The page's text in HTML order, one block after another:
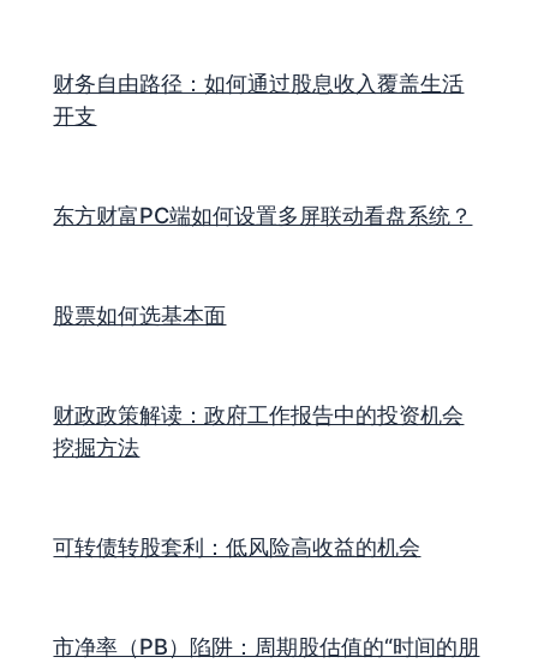
财务自由路径：如何通过股息收入覆盖生活
开支
东方财富PC端如何设置多屏联动看盘系统？
股票如何选基本面
财政政策解读：政府工作报告中的投资机会
挖掘方法
可转债转股套利：低风险高收益的机会
市净率（PB）陷阱：周期股估值的“时间的朋